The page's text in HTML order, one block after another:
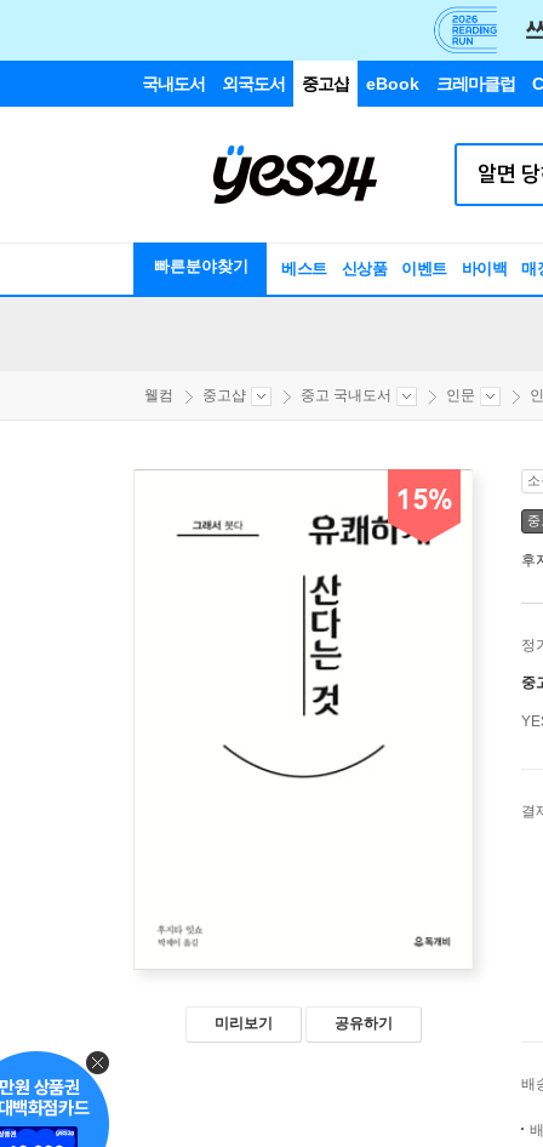
국내도서 외국도서 중고샵 eBook 크레마클럽
빠른분야찾기 베스트 신상품 이벤트 바이백 매
웰컴 중고샵 중고 국내도서 인문
15%
미리보기 공유하기
후
정
중
결
배